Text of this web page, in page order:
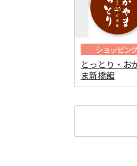
ショッピング
とっとり・お
ま新橋館